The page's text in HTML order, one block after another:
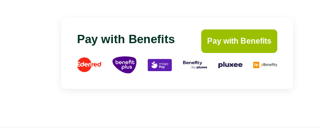
Pay with Benefits Pay with Benefits